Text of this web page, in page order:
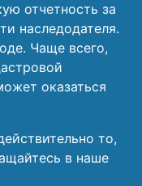
отчетность за
наследодателя.
Чаще всего,
оказаться
то,
в наше